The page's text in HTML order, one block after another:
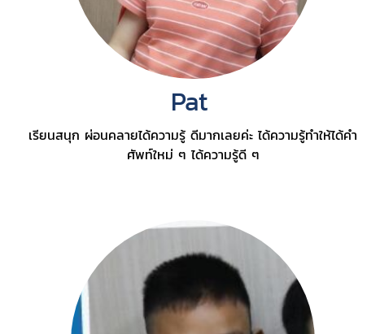
Pat
เรียนสนุก ผ่อนคลายได้ความรู้ ดีมากเลยค่ะ ได้ความรู้ทำให้ได้คำ
ศัพท์ใหม่ ๆ ได้ความรู้ดี ๆ